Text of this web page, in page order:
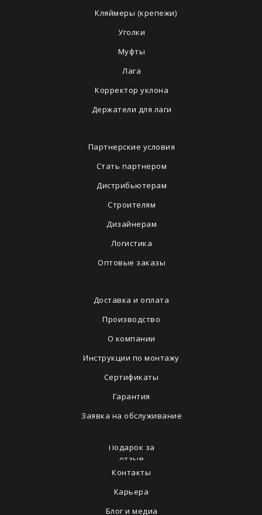
Партнерские условия
Стать партнером
Дистрибьютерам
Строителям
Дизайнерам
Логистика
Оптовые заказы
Кляймеры (крепежи)
Уголки
Муфты
Лага
Корректор уклона
Держатели для лаги
Доставка и оплата
Производство
О компании
Инструкции по монтажу
Сертификаты
Гарантия
Заявка на обслуживание
Подарок за
отзыв
Контакты
Карьера
Блог и медиа